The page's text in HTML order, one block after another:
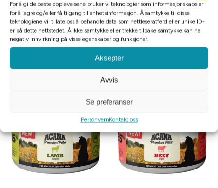
For å gi de beste opplevelsene bruker vi teknologier som informasjonskapsler
for å lagre og/eller få tilgang til enhetsinformasjon. Å samtykke til disse
teknologiene vil tillate oss å behandle data som nettleseratferd eller unike ID-
er på dette nettstedet. Å ikke samtykke eller trekke tilbake samtykke kan ha
negativ innvirkning på visse egenskaper og funksjoner.
Aksepter
Avvis
Se preferanser
PersonvernKontakt oss
Acana Cat Highest Protein Kitten
1,8kg
Tomt på lager
Acana Cat Highest Protein Wild
Prairie 4,5kg